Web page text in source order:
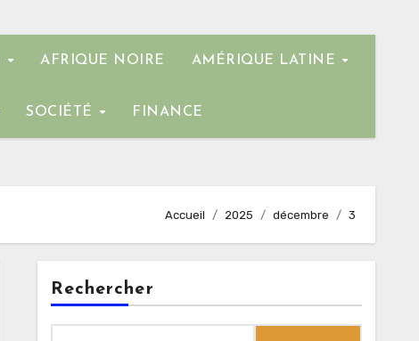
AFRIQUE NOIRE AMÉRIQUE LATINE
SOCIÉTÉ FINANCE
Accueil 2025 décembre 3
Rechercher